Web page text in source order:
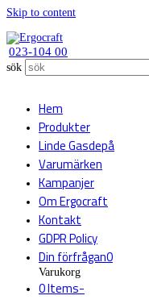
Skip to content
023-104 00
sök
Hem
Produkter
Linde Gasdepå
Varumärken
Kampanjer
Om Ergocraft
Kontakt
GDPR Policy
Din förfrågan0
Varukorg
0 Items-